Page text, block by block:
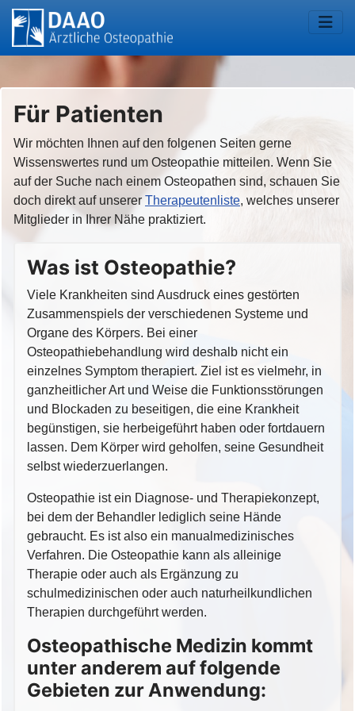
Für Patienten
Wir möchten Ihnen auf den folgenen Seiten gerne
Wissenswertes rund um Osteopathie mitteilen. Wenn Sie
auf der Suche nach einem Osteopathen sind, schauen Sie
doch direkt auf unserer Therapeutenliste, welches unserer
Mitglieder in Ihrer Nähe praktiziert.
Was ist Osteopathie?
Viele Krankheiten sind Ausdruck eines gestörten
Zusammenspiels der verschiedenen Systeme und
Organe des Körpers. Bei einer
Osteopathiebehandlung wird deshalb nicht ein
einzelnes Symptom therapiert. Ziel ist es vielmehr, in
ganzheitlicher Art und Weise die Funktionsstörungen
und Blockaden zu beseitigen, die eine Krankheit
begünstigen, sie herbeigeführt haben oder fortdauern
lassen. Dem Körper wird geholfen, seine Gesundheit
selbst wiederzuerlangen.
Osteopathie ist ein Diagnose- und Therapiekonzept,
bei dem der Behandler lediglich seine Hände
gebraucht. Es ist also ein manualmedizinisches
Verfahren. Die Osteopathie kann als alleinige
Therapie oder auch als Ergänzung zu
schulmedizinischen oder auch naturheilkundlichen
Therapien durchgeführt werden.
Osteopathische Medizin kommt
unter anderem auf folgende
Gebieten zur Anwendung: